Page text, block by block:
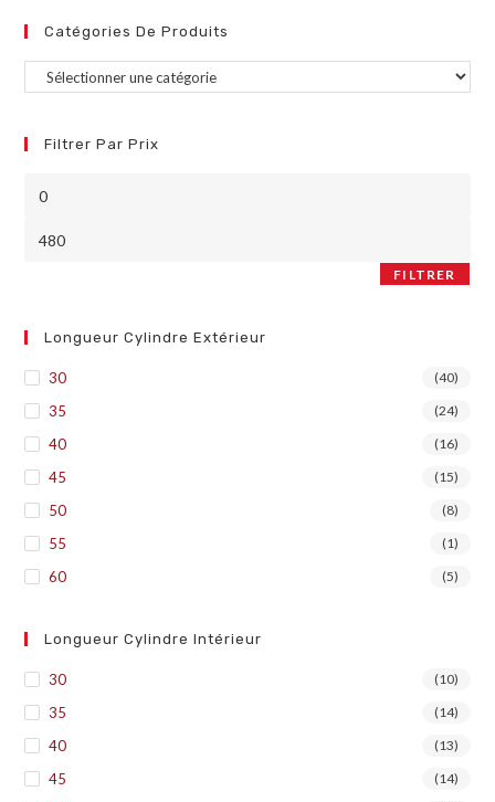
Catégories De Produits
Filtrer Par Prix
FILTRER
Longueur Cylindre Extérieur
30 (40)
35 (24)
40 (16)
45 (15)
50 (8)
55 (1)
60 (5)
Longueur Cylindre Intérieur
30 (10)
35 (14)
40 (13)
45 (14)